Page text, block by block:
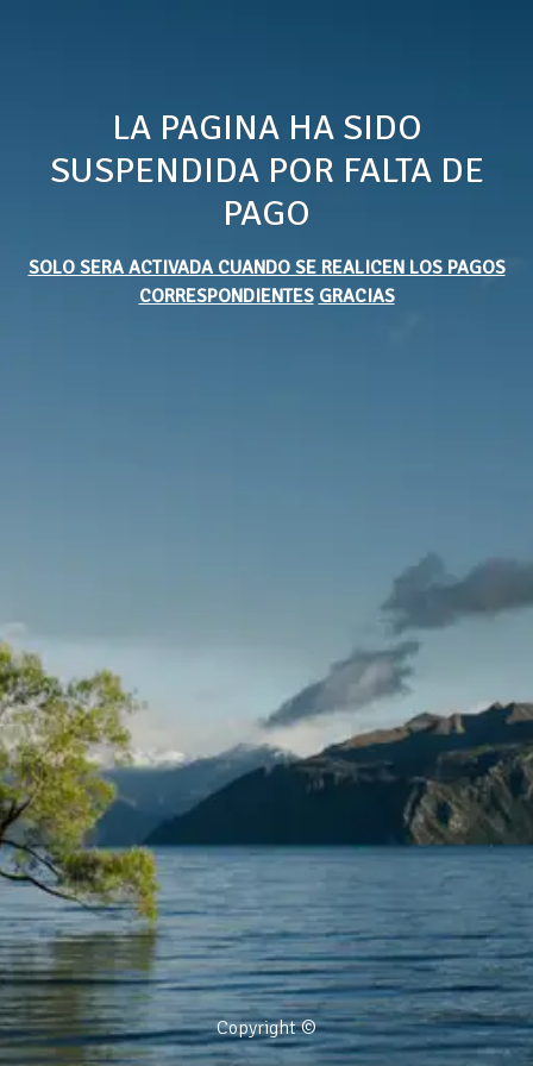
LA PAGINA HA SIDO
SUSPENDIDA POR FALTA DE
PAGO
SOLO SERA ACTIVADA CUANDO SE REALICEN LOS PAGOS
CORRESPONDIENTES GRACIAS
Copyright ©